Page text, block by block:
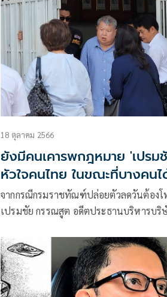
18 ตุลาคม 2566
ยังมีคนเคารพกฎหมาย 'เปรม
หัวใจคนไทย ในขณะที่บางคนไ
แช่ง
จากกรณีกรมราชทัณฑ์ปล่อยตัวลดวันต้องโ
เปรมชัย กรรณสูต อดีตประธานบริหารบริ
ป่าคุ้มครอง (เสือดำ)